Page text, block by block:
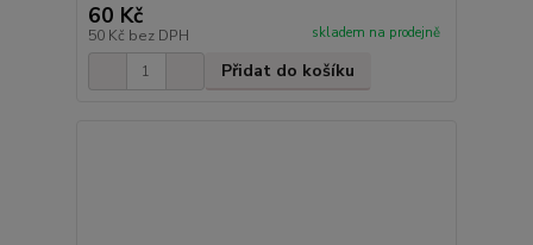
60 Kč
50 Kč bez DPH skladem na prodejně
Přidat do košíku